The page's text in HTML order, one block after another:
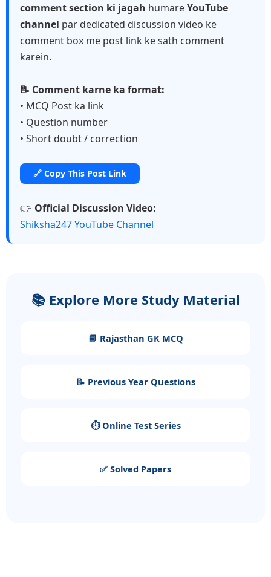
comment section ki jagah humareYouTube
channel par dedicated discussion video ke
comment box me post link ke sath comment
karein.
📝 Comment karne ka format:
• MCQ Post ka link
• Question number
• Short doubt / correction
🔗 Copy This Post Link
👉 Official Discussion Video:
Shiksha247 YouTube Channel
📚 Explore More Study Material
📘 Rajasthan GK MCQ
📝 Previous Year Questions
⏱️ Online Test Series
✅ Solved Papers